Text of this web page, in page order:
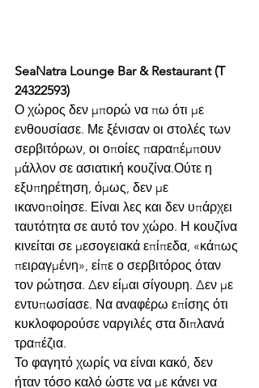
SeaNatra Lounge Bar & Restaurant (T
24322593)
Ο χώρος δεν μπορώ να πω ότι με
ενθουσίασε. Με ξένισαν οι στολές των
σερβιτόρων, οι οποίες παραπέμπουν
μάλλον σε ασιατική κουζίνα.Ούτε η
εξυπηρέτηση, όμως, δεν με
ικανοποίησε. Είναι λες και δεν υπάρχει
ταυτότητα σε αυτό τον χώρο. Η κουζίνα
κινείται σε μεσογειακά επίπεδα, «κάπως
πειραγμένη», είπε ο σερβιτόρος όταν
τον ρώτησα. Δεν είμαι σίγουρη. Δεν με
εντυπωσίασε. Να αναφέρω επίσης ότι
κυκλοφορούσε ναργιλές στα διπλανά
τραπέζια.
Το φαγητό χωρίς να είναι κακό, δεν
ήταν τόσο καλό ώστε να με κάνει να